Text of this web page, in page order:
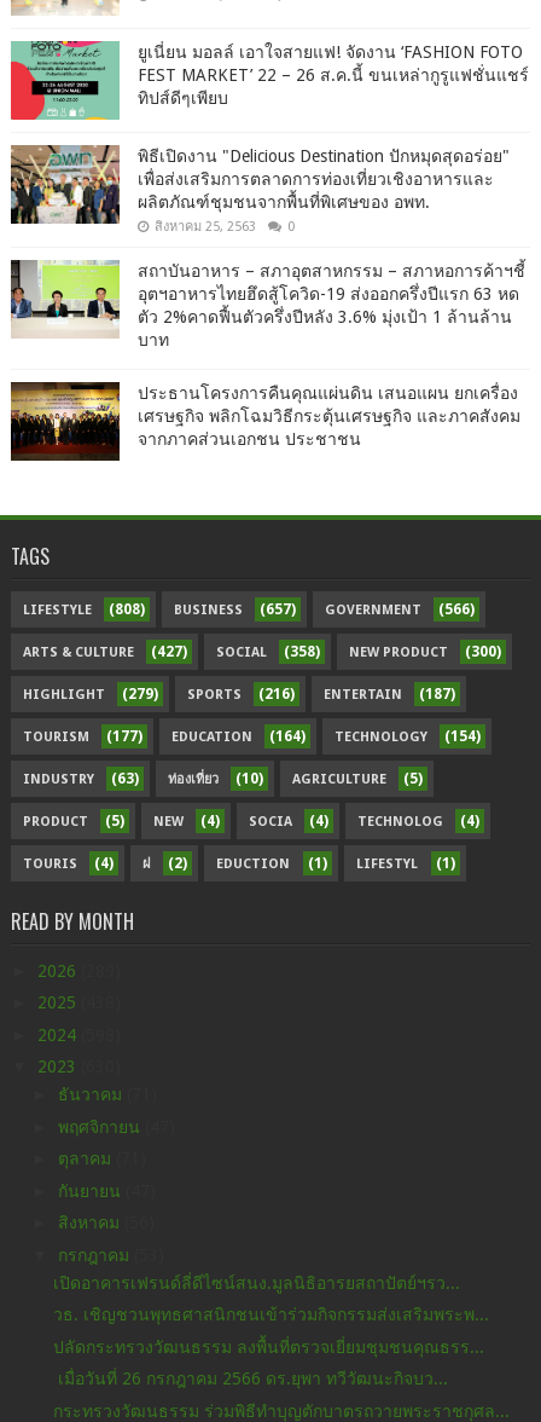
ยูเนี่ยน มอลล์ เอาใจสายแฟ! จัดงาน ‘FASHION FOTO
FEST MARKET’ 22 – 26 ส.ค.นี้ ขนเหล่ากูรูแฟชั่นแชร์
ทิปส์ดีๆเพียบ
พิธีเปิดงาน "Delicious Destination ปักหมุดสุดอร่อย"
เพื่อส่งเสริมการตลาดการท่องเที่ยวเชิงอาหารและ
ผลิตภัณฑ์ชุมชนจากพื้นที่พิเศษของ อพท.
สิงหาคม 25, 2563 0
สถาบันอาหาร – สภาอุตสาหกรรม – สภาหอการค้าฯชี้
อุตฯอาหารไทยฮึดสู้โควิด-19 ส่งออกครึ่งปีแรก 63 หด
ตัว 2%คาดฟื้นตัวครึ่งปีหลัง 3.6% มุ่งเป้า 1 ล้านล้าน
บาท
ประธานโครงการคืนคุณแผ่นดิน เสนอแผน ยกเครื่อง
เศรษฐกิจ พลิกโฉมวิธีกระตุ้นเศรษฐกิจ และภาคสังคม
จากภาคส่วนเอกชน ประชาชน
TAGS
LIFESTYLE (808) BUSINESS (657) GOVERNMENT (566)
ARTS & CULTURE (427) SOCIAL (358) NEW PRODUCT (300)
HIGHLIGHT (279) SPORTS (216) ENTERTAIN (187)
TOURISM (177) EDUCATION (164) TECHNOLOGY (154)
INDUSTRY (63) ท่องเที่ยว (10) AGRICULTURE (5)
PRODUCT (5) NEW (4) SOCIA (4) TECHNOLOG (4)
TOURIS (4) ฝ (2) EDUCTION (1) LIFESTYL (1)
READ BY MONTH
2026
2025
2024
2023
ธันวาคม
พฤศจิกายน
ตุลาคม
กันยายน
สิงหาคม
กรกฎาคม
เปิดอาคารเฟรนด์ลี่ดีไซน์สนง.มูลนิธิอารยสถาปัตย์ฯรว...
วธ. เชิญชวนพุทธศาสนิกชนเข้าร่วมกิจกรรมส่งเสริมพระพ...
ปลัดกระทรวงวัฒนธรรม ลงพื้นที่ตรวจเยี่ยมชุมชนคุณธรร...
เมื่อวันที่ 26 กรกฎาคม 2566 ดร.ยุพา ทวีวัฒนะกิจบว...
กระทรวงวัฒนธรรม ร่วมพิธีทำบุญตักบาตรถวายพระราชกุศล...